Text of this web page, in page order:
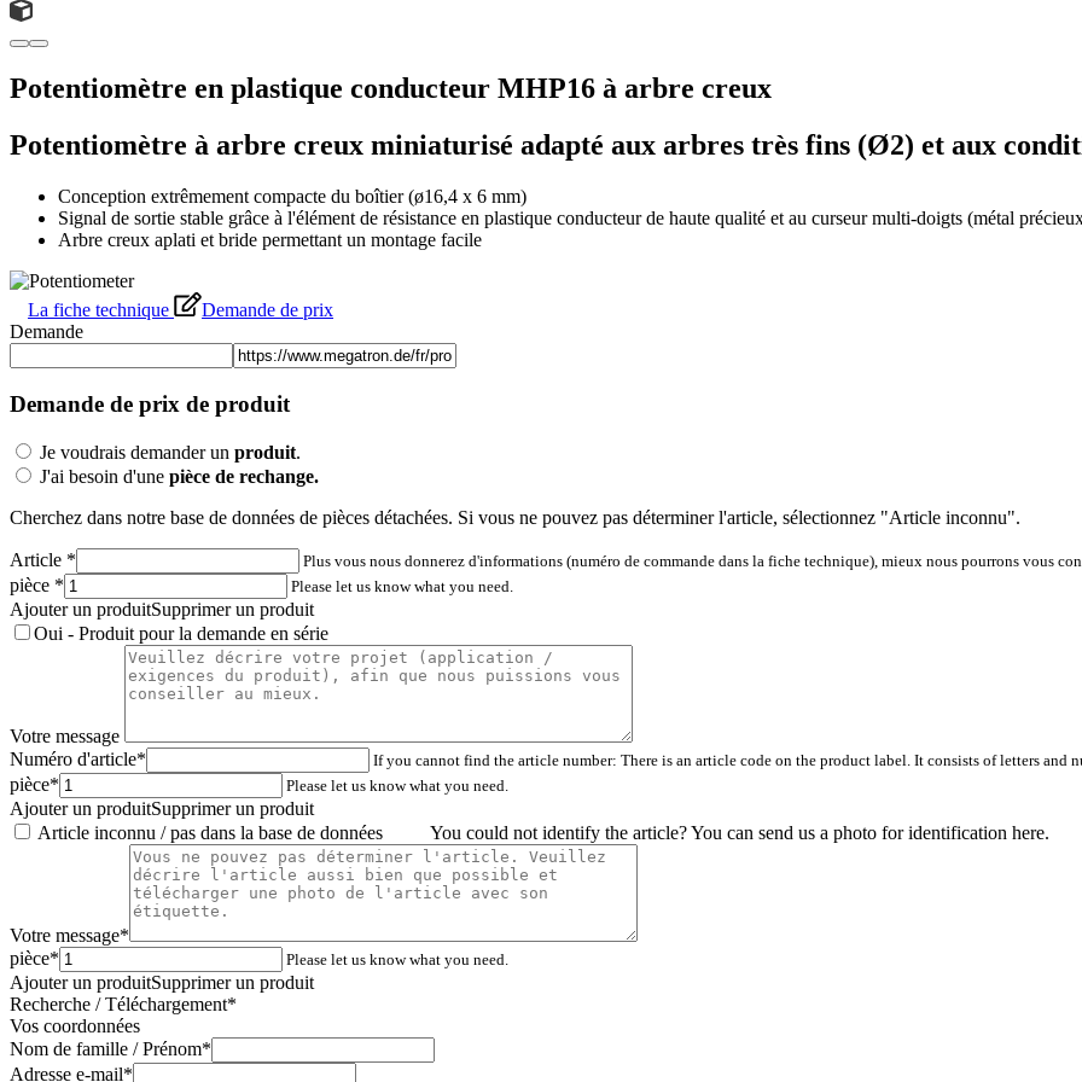
Potentiomètre en plastique conducteur MHP16 à arbre creux
Potentiomètre à arbre creux miniaturisé adapté aux arbres très fins (Ø2) et aux
Conception extrêmement compacte du boîtier (ø16,4 x 6 mm)
Signal de sortie stable grâce à l'élément de résistance en plastique conducteur de haute qualité et au curseur multi-doigts (métal
Arbre creux aplati et bride permettant un montage facile
La fiche technique
Demande de prix
Demande
Demande de prix de produit
Je voudrais demander un produit.
J'ai besoin d'une pièce de rechange.
Cherchez dans notre base de données de pièces détachées. Si vous ne pouvez pas déterminer l'article, sélectionnez "Article inconnu".
Article * Plus vous nous donnerez d'informations (numéro de commande dans la fiche technique), mieux nous pourrons vous
pièce * Please let us know what you need.
Ajouter un produitSupprimer un produit
Oui - Produit pour la demande en série
Votre message
Numéro d'article* If you cannot find the article number: There is an article code on the product label. It consists of letters and
pièce* Please let us know what you need.
Ajouter un produitSupprimer un produit
Article inconnu / pas dans la base de données
You could not identify the article? You can send us a photo for identification here.
Votre message*
pièce* Please let us know what you need.
Ajouter un produitSupprimer un produit
Recherche / Téléchargement*
Vos coordonnées
Nom de famille / Prénom*
Adresse e-mail*